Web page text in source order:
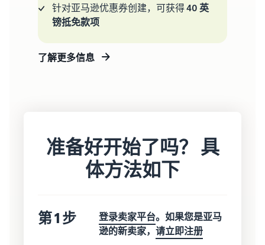
针对亚马逊优惠券创建，可获得40 英
镑抵免款项
了解更多信息
准备好开始了吗？ 具
体方法如下
第 1 步 登录卖家平台。如果您是亚马
逊的新卖家， 请立即注册